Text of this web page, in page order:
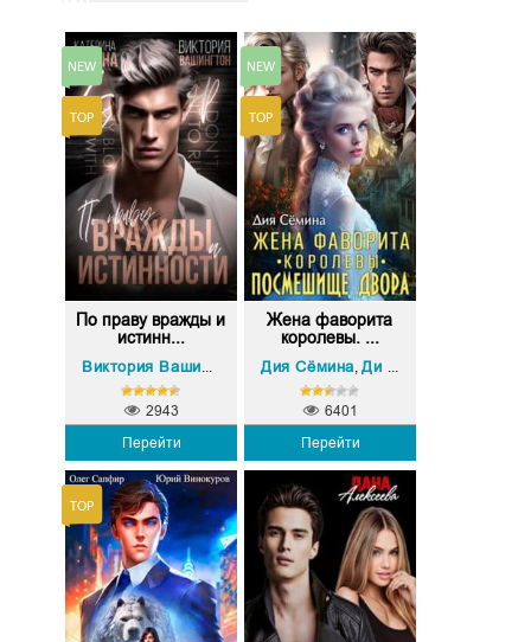
По праву вражды и
истинн...
Виктория Вашингтон Екатерина Юдина
Перейти
2943
Жена фаворита
королевы. ...
Дия Сёмина,Ди Сёмина
Перейти
6401